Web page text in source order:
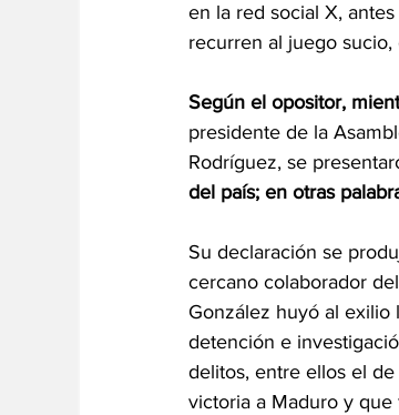
en la red social X,
recurren al juego sucio,
Según el opositor,
presidente de la
Rodríguez, se
del país; en otras
Su declaración se
cercano colaborador
González huyó al exilio
detención e
delitos, entre ellos el
victoria a Maduro y